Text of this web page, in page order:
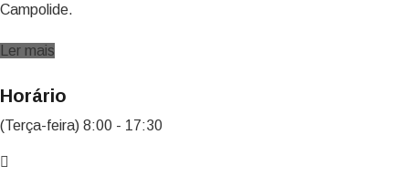
Campolide.
Ler mais
Horário
(Terça-feira) 8:00 - 17:30